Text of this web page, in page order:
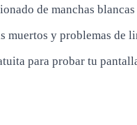
de manchas blancas
muertos y problemas de
para probar tu